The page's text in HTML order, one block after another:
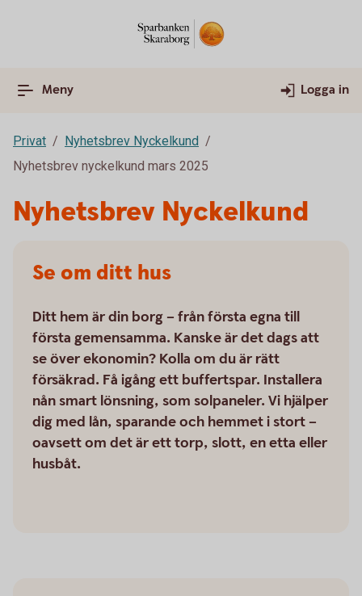
Meny Logga in
Privat
Nyhetsbrev Nyckelkund
Nyhetsbrev nyckelkund mars 2025
Nyhetsbrev Nyckelkund
Se om ditt hus
Ditt hem är din borg – från första egna till
första gemensamma. Kanske är det dags att
se över ekonomin? Kolla om du är rätt
försäkrad. Få igång ett buffertspar. Installera
nån smart lönsning, som solpaneler. Vi hjälper
dig med lån, sparande och hemmet i stort –
oavsett om det är ett torp, slott, en etta eller
husbåt.